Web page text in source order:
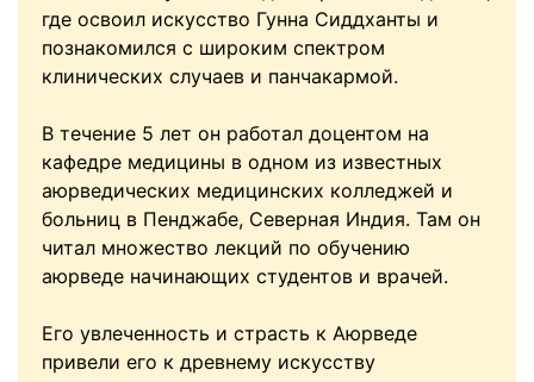
где освоил искусство Гунна Сиддханты и
познакомился с широким спектром
клинических случаев и панчакармой.
В течение 5 лет он работал доцентом на
кафедре медицины в одном из известных
аюрведических медицинских колледжей и
больниц в Пенджабе, Северная Индия. Там он
читал множество лекций по обучению
аюрведе начинающих студентов и врачей.
Его увлеченность и страсть к Аюрведе
привели его к древнему искусству